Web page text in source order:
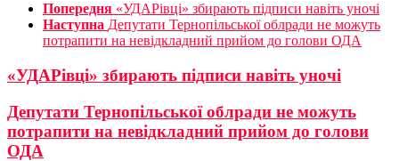
Попередня «УДАРівці» збирають підписи навіть уночі
Наступна Депутати Тернопільської облради не можуть
потрапити на невідкладний прийом до голови ОДА
«УДАРівці» збирають підписи навіть уночі
Депутати Тернопільської облради не можуть
потрапити на невідкладний прийом до голови
ОДА